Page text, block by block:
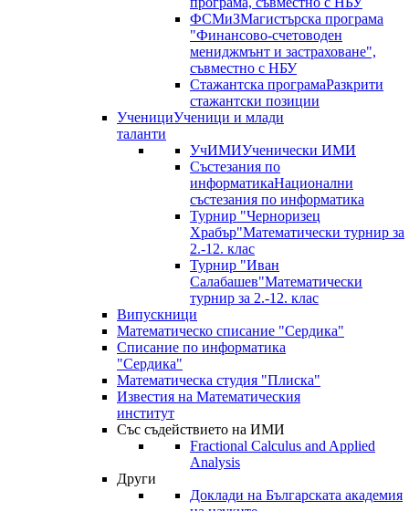
ФСМиЗМагистърска програма
"Финансово-счетоводен
мениджмънт и застраховане",
съвместно с НБУ
Стажантска програмаРазкрити
стажантски позиции
УченициУченици и млади
таланти
УчИМИУченически ИМИ
Състезания по
информатикаНационални
състезания по информатика
Турнир "Черноризец
Храбър"Математически турнир за
2.-12. клас
Турнир "Иван
Салабашев"Математически
турнир за 2.-12. клас
Випускници
Математическо списание "Сердика"
Списание по информатика
"Сердика"
Математическа студия "Плиска"
Известия на Математическия
институт
Със съдействието на ИМИ
Fractional Calculus and Applied
Analysis
Други
Доклади на Българската академия